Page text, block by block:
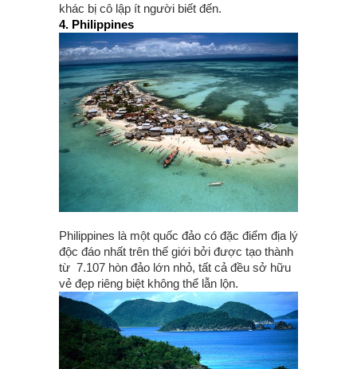
khác bị cô lập ít người biết đến.
4. Philippines
Philippines là một quốc đảo có đặc điểm địa lý
độc đáo nhất trên thế giới bởi được tạo thành
từ 7.107 hòn đảo lớn nhỏ, tất cả đều sở hữu
vẻ đẹp riêng biệt không thể lẫn lộn.